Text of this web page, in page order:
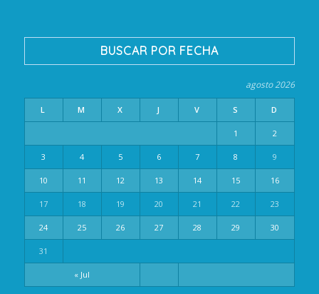
BUSCAR POR FECHA
agosto 2026
L M X J V S D
« Jul
1 2
3 4 5 6 7 8 9
10 11 12 13 14 15 16
17 18 19 20 21 22 23
24 25 26 27 28 29 30
31